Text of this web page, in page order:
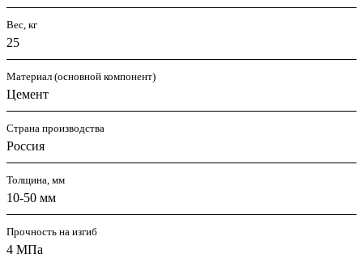
Вес, кг
25
Материал (основной компонент)
Цемент
Страна производства
Россия
Толщина, мм
10-50 мм
Прочность на изгиб
4 МПа